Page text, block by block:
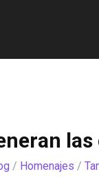
/ Homenajes /